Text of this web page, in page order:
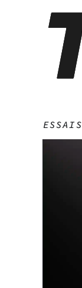
ESSAIS